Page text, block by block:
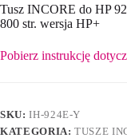
Tusz INCORE do HP
800 str. wersja HP+
Pobierz instrukcję
SKU:IH-924E-Y
KATEGORIA:TUSZE